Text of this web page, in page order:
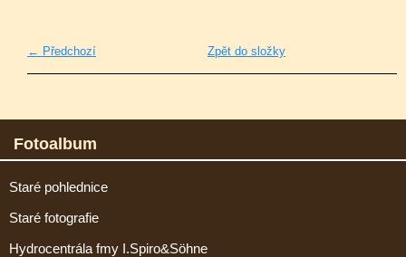
← Předchozí Zpět do složky
Fotoalbum
Staré pohlednice
Staré fotografie
Hydrocentrála fmy I.Spiro&Söhne